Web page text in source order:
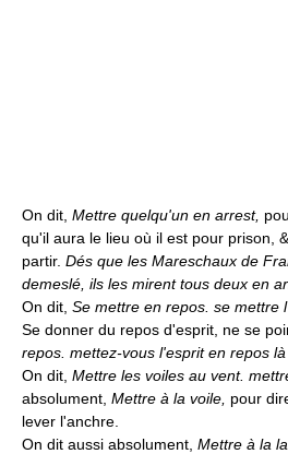
On dit, Mettre quelqu'un en arrest,
qu'il aura le lieu où il est pour prison,
partir. Dés que les Mareschaux de
demeslé, ils les mirent tous deux en
On dit, Se mettre en repos. se mettre
Se donner du repos d'esprit, ne se
repos. mettez-vous l'esprit en repos
On dit, Mettre les voiles au vent.
absolument, Mettre à la voile, pour
lever l'anchre.
On dit aussi absolument, Mettre à la